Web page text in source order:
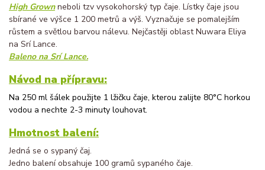
High Grownneboli tzv vysokohorský typ čaje. Lístky čaje jsou
sbírané ve výšce 1 200 metrů a výš. Vyznačuje se pomalejším
růstem a světlou barvou nálevu. Nejčastěji oblast Nuwara Eliya
na Srí Lance.
Baleno na Srí Lance.
Návod na přípravu:
Na 250 ml šálek použijte 1 lžičku čaje, kterou zalijte 80°C horkou
vodou a nechte 2-3 minuty louhovat.
Hmotnost balení:
Jedná se o sypaný čaj.
Jedno balení obsahuje 100 gramů sypaného čaje.